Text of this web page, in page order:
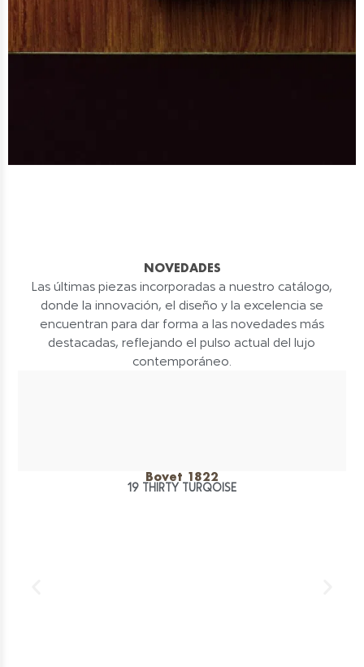
NOVEDADES
Las últimas piezas incorporadas a nuestro catálogo,
donde la innovación, el diseño y la excelencia se
encuentran para dar forma a las novedades más
destacadas, reflejando el pulso actual del lujo
contemporáneo.
Bovet 1822
19 THIRTY TURQOISE